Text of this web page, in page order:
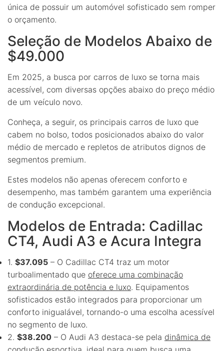
única de possuir um automóvel sofisticado sem romper
o orçamento.
Seleção de Modelos Abaixo de
$49.000
Em 2025, a busca por carros de luxo se torna mais
acessível, com diversas opções abaixo do preço médio
de um veículo novo.
Conheça, a seguir, os principais carros de luxo que
cabem no bolso, todos posicionados abaixo do valor
médio de mercado e repletos de atributos dignos de
segmentos premium.
Estes modelos não apenas oferecem conforto e
desempenho, mas também garantem uma experiência
de condução excepcional.
Modelos de Entrada: Cadillac
CT4, Audi A3 e Acura Integra
1. $37.095 – O Cadillac CT4 traz um motor
turboalimentado que oferece uma combinação
extraordinária de potência e luxo. Equipamentos
sofisticados estão integrados para proporcionar um
conforto inigualável, tornando-o uma escolha acessível
no segmento de luxo.
2. $38.200 – O Audi A3 destaca-se pela dinâmica de